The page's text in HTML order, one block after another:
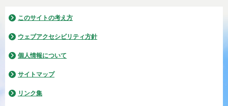
このサイトの考え方
ウェブアクセシビリティ方針
個人情報について
サイトマップ
リンク集